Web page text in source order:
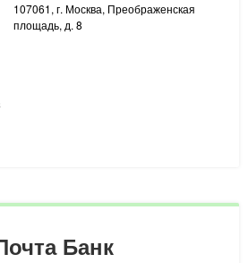
107061, г. Москва, Преображенская
площадь, д. 8
Банк